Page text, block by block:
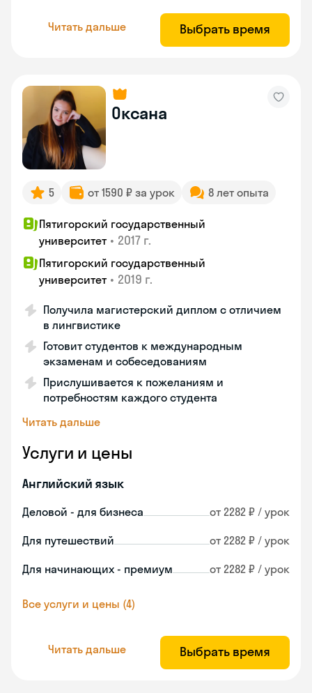
Читать дальше Выбрать время
Оксана
5 от 1590 ₽ за урок 8 лет опыта
Пятигорский государственный
университет • 2017 г.
Пятигорский государственный
университет • 2019 г.
Получила магистерский диплом с отличием
в лингвистике
Готовит студентов к международным
экзаменам и собеседованиям
Прислушивается к пожеланиям и
потребностям каждого студента
Читать дальше
Услуги и цены
Английский язык
Деловой - для бизнеса от 2282 ₽ / урок
Для путешествий от 2282 ₽ / урок
Для начинающих - премиум от 2282 ₽ / урок
Все услуги и цены (4)
Читать дальше Выбрать время